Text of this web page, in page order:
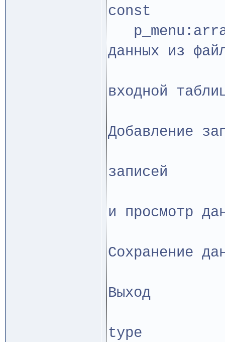
const
данных из
входной
Добавление
и просмотр
Сохранение
type